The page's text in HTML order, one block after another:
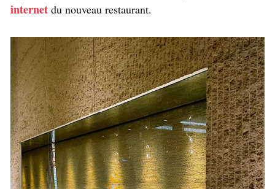
internet du nouveau restaurant.